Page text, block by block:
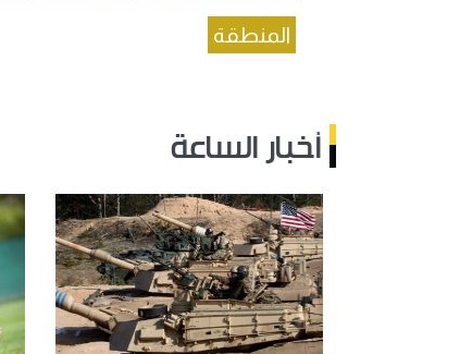
المنطقة
أخبار الساعة